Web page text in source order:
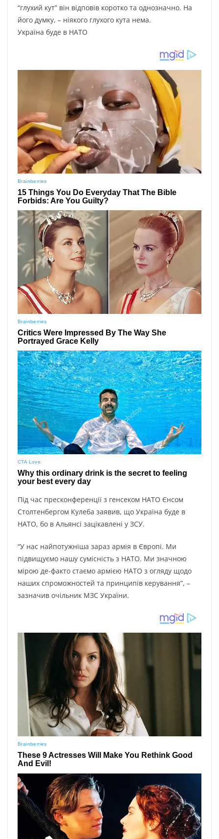
“глухий кут” він відповів коротко та однозначно. На
його думку, – ніякого глухого кута нема.
Україна буде в НАТО
Під час пресконференції з генсеком НАТО Єнсом
Столтенбергом Кулеба заявив, що Україна буде в
НАТО, бо в Альянсі зацікавлені у ЗСУ.
“У нас найпотужніша зараз армія в Європі. Ми
підвищуємо нашу сумісність з НАТО. Ми значною
мірою де-факто стаємо армією НАТО з огляду щодо
наших спроможностей та принципів керування”, –
зазначив очільник МЗС України.